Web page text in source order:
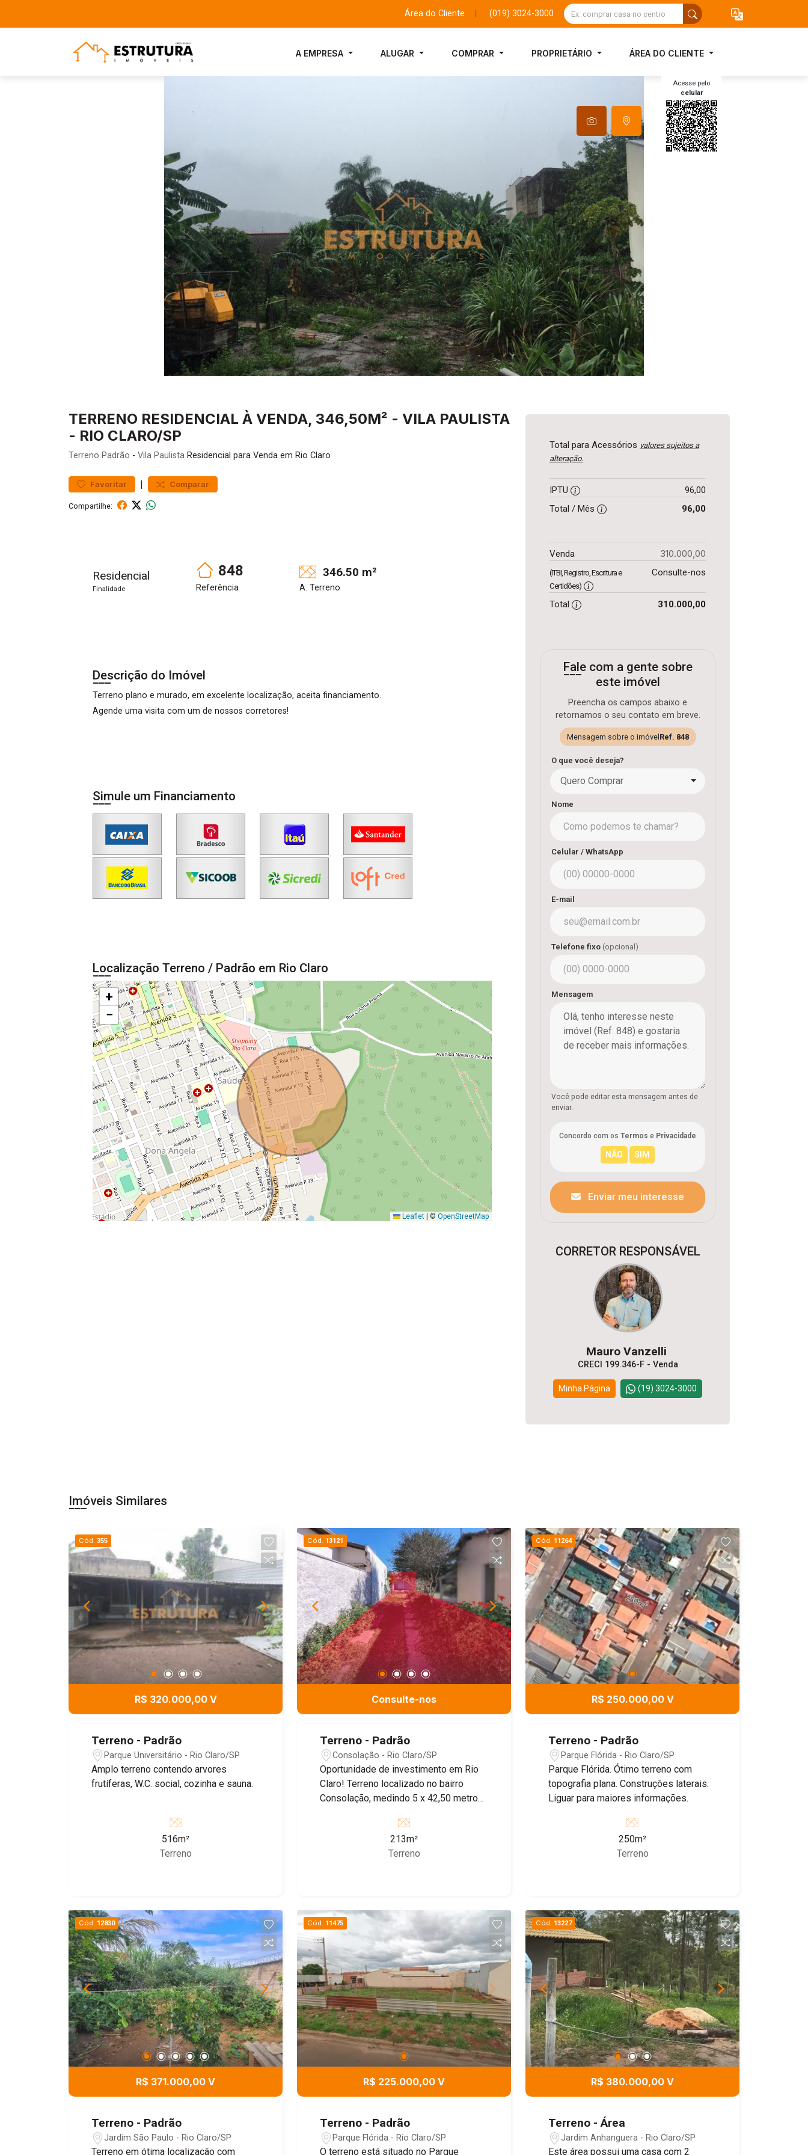
Área do Cliente (019) 3024-3000
A EMPRESA ALUGAR COMPRAR PROPRIETÁRIO ÁREA DO CLIENTE
Acesse pelo
celular
TERRENO RESIDENCIAL À VENDA, 346,50M² - VILA PAULISTA
- RIO CLARO/SP
Terreno Padrão - Vila Paulista Residencial para Venda em Rio Claro
Favoritar | Comparar
Compartilhe:
Residencial
Finalidade
848
Referência
346.50 m²
A. Terreno
Descrição do Imóvel
Terreno plano e murado, em excelente localização, aceita financiamento.
Agende uma visita com um de nossos corretores!
Simule um Financiamento
Localização Terreno / Padrão em Rio Claro
+
−
Leaflet © OpenStreetMap
Total para Acessórios valores sujeitos a
alteração.
IPTU
96,00
Total / Mês
96,00
Venda 310.000,00
(ITBI, Registro, Escritura e
Certidões)
Consulte-nos
Total 310.000,00
Fale com a gente sobre
este imóvel
Preencha os campos abaixo e
retornamos o seu contato em breve.
Mensagem sobre o imóvel Ref. 848
O que você deseja?
Quero Comprar
Nome
Celular / WhatsApp
E-mail
Telefone fixo (opcional)
Mensagem
Você pode editar esta mensagem antes de
enviar.
Concordo com os Termos e Privacidade
Enviar meu interesse
CORRETOR RESPONSÁVEL
Mauro Vanzelli
CRECI 199.346-F - Venda
Minha Página (19) 3024-3000
Imóveis Similares
Cód. 355
R$ 320.000,00 V
Terreno - Padrão
Parque Universitário - Rio Claro/SP
Amplo terreno contendo arvores
frutíferas, W.C. social, cozinha e sauna.
516m²
Terreno
Cód. 13121
Consulte-nos
Terreno - Padrão
Consolação - Rio Claro/SP
Oportunidade de investimento em Rio
Claro! Terreno localizado no bairro
Consolação, medindo 5 x 42,50 metros,
localização, ideal para construção
residencial ou comercial. Dimensões
que oferecem versatilidade para
213m²
Terreno
Cód. 11264
R$ 250.000,00 V
Terreno - Padrão
Parque Flórida - Rio Claro/SP
Parque Flórida. Ótimo terreno com
topografia plana. Construções laterais.
Liguar para maiores informações.
250m²
Terreno
Cód. 12830
R$ 371.000,00 V
Terreno - Padrão
Jardim São Paulo - Rio Claro/SP
Terreno em ótima localização com
Cód. 11475
R$ 225.000,00 V
Terreno - Padrão
Parque Flórida - Rio Claro/SP
O terreno está situado no Parque
Cód. 13227
R$ 380.000,00 V
Terreno - Área
Jardim Anhanguera - Rio Claro/SP
Este área possui uma casa com 2